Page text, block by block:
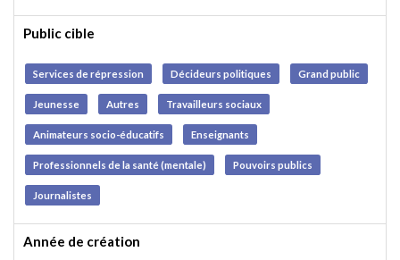
Public cible
Services de répression Décideurs politiques Grand public
Jeunesse Autres Travailleurs sociaux
Animateurs socio-éducatifs Enseignants
Professionnels de la santé (mentale) Pouvoirs publics
Journalistes
Année de création